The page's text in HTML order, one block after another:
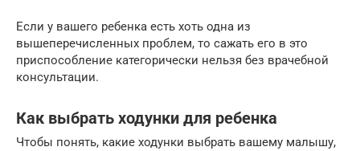
Если у вашего ребенка есть хоть одна из
вышеперечисленных проблем, то сажать его в это
приспособление категорически нельзя без врачебной
консультации.
Как выбрать ходунки для ребенка
Чтобы понять, какие ходунки выбрать вашему малышу,